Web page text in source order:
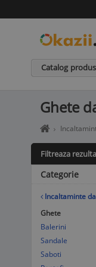
Catalog
Ghete
Home
-
Cumperi
in
siguranta
de
la
vanzatori
incredere
Filtreaza
Categorie
Incaltaminte
Ghete
Balerini
Sandale
Saboti